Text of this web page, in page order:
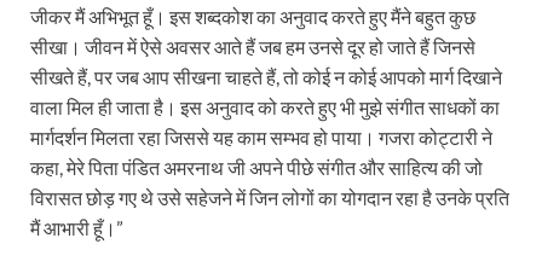
जीकर मैं अभिभूत हूँ। इस शब्दकोश का अनुवाद करते हुए मैंने बहुत कुछ
सीखा। जीवन में ऐसे अवसर आते हैं जब हम उनसे दूर हो जाते हैं जिनसे
सीखते हैं, पर जब आप सीखना चाहते हैं, तो कोई न कोई आपको मार्ग दिखाने
वाला मिल ही जाता है। इस अनुवाद को करते हुए भी मुझे संगीत साधकों का
मार्गदर्शन मिलता रहा जिससे यह काम सम्भव हो पाया। गजरा कोट्टारी ने
कहा, मेरे पिता पंडित अमरनाथ जी अपने पीछे संगीत और साहित्य की जो
विरासत छोड़ गए थे उसे सहेजने में जिन लोगों का योगदान रहा है उनके प्रति
मैं आभारी हूँ।”